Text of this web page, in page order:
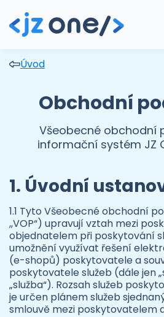
Úvod
Obchodní
Všeobecné obchodní
informační systém JZ
1. Úvodní
1.1 Tyto Všeobecné obchodní
,,VOP“) upravují vztah mezi
objednatelem při poskytování
umožnění využívat řešení
(e-shopů) poskytovatele a
poskytovatele služeb (dále jen
„služba“). Rozsah služeb
je určen plánem služeb
smlouvě mezi poskytovatelem